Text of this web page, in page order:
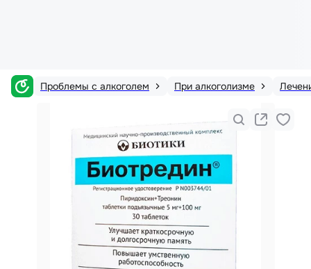
Проблемы с алкоголем При алкоголизме